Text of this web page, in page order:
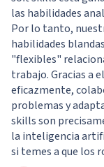
las habilidades
Por lo tanto,
habilidades
"flexibles"
trabajo. Gracias a
eficazmente,
problemas y
skills son
la inteligencia
si temes a que los